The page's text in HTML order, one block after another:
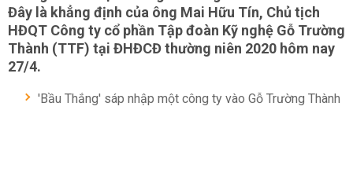
Đây là khẳng định của ông Mai Hữu Tín, Chủ tịch
HĐQT Công ty cổ phần Tập đoàn Kỹ nghệ Gỗ Trường
Thành (TTF) tại ĐHĐCĐ thường niên 2020 hôm nay
27/4.
'Bầu Thắng' sáp nhập một công ty vào Gỗ Trường Thành